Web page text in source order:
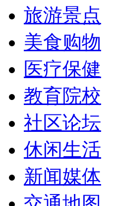
旅游景点
美食购物
医疗保健
教育院校
社区论坛
休闲生活
新闻媒体